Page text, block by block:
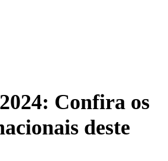
Confira os
deste